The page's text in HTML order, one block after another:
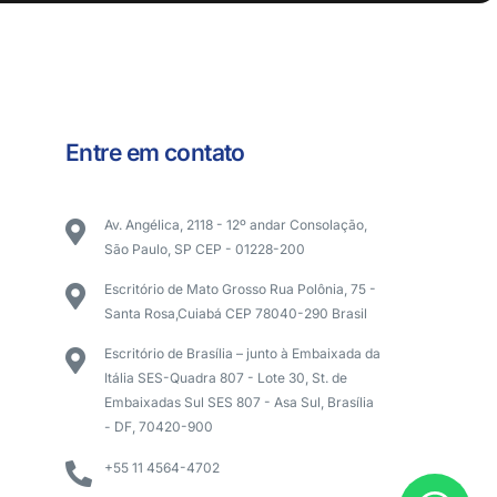
Entre em contato
Av. Angélica, 2118 - 12º andar Consolação,
São Paulo, SP CEP - 01228-200
Escritório de Mato Grosso Rua Polônia, 75 -
Santa Rosa,Cuiabá CEP 78040-290 Brasil
Escritório de Brasília – junto à Embaixada da
Itália SES-Quadra 807 - Lote 30, St. de
Embaixadas Sul SES 807 - Asa Sul, Brasília
- DF, 70420-900
+55 11 4564-4702